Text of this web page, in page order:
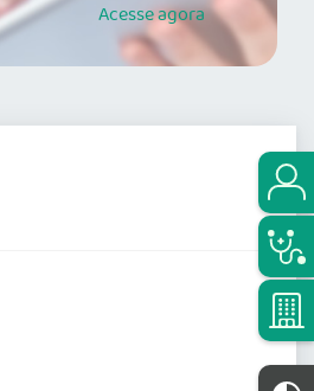
Acesseagora